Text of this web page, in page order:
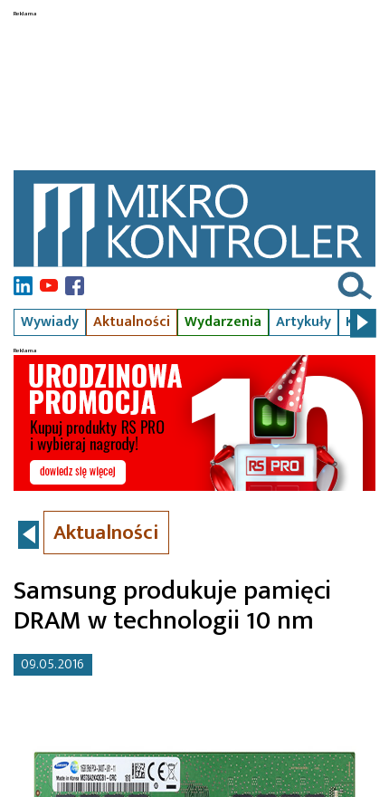
Wywiady Aktualności Wydarzenia Artykuły Kursy
Aktualności
Samsung produkuje pamięci
DRAM w technologii 10 nm
09.05.2016